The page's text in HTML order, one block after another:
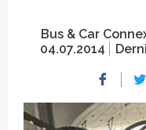
Bus & Car
04.07.2014